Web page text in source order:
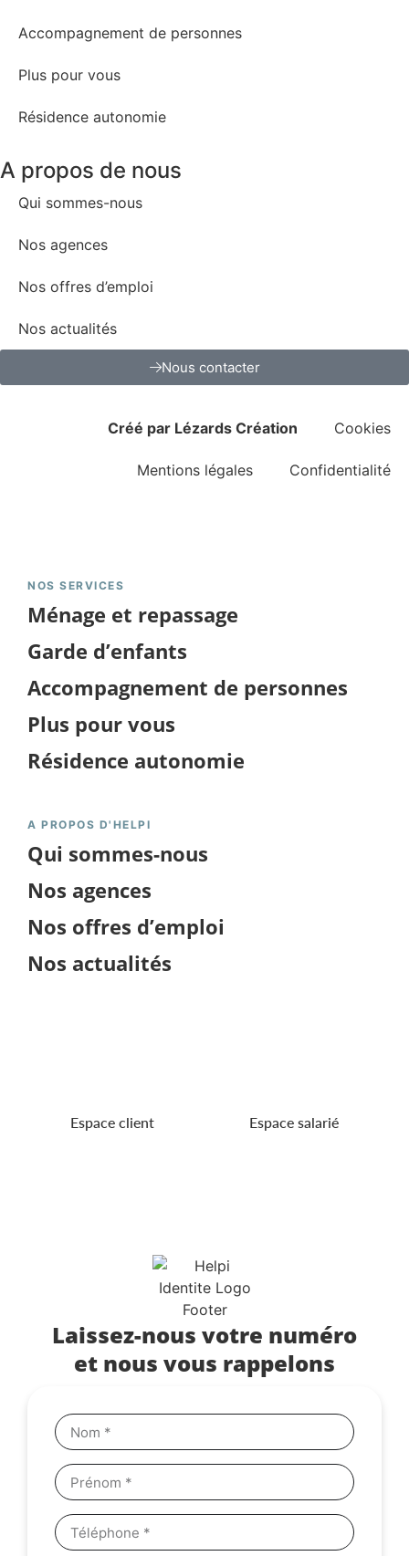
Accompagnement de personnes
Plus pour vous
Résidence autonomie
A propos de nous
Qui sommes-nous
Nos agences
Nos offres d’emploi
Nos actualités
Nous contacter
Créé par Lézards Création Cookies
Mentions légales Confidentialité
NOS SERVICES
Ménage et repassage
Garde d’enfants
Accompagnement de personnes
Plus pour vous
Résidence autonomie
A PROPOS D'HELPI
Qui sommes-nous
Nos agences
Nos offres d’emploi
Nos actualités
Espace client Espace salarié
Laissez-nous votre numéro
et nous vous rappelons